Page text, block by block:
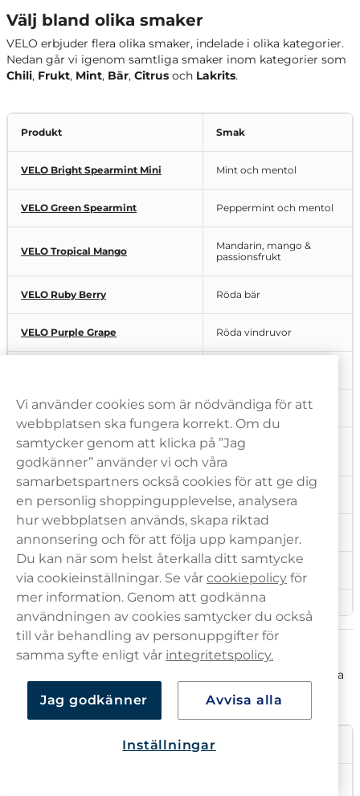
Välj bland olika smaker
VELO erbjuder flera olika smaker, indelade i olika kategorier.
Nedan går vi igenom samtliga smaker inom kategorier som
Chili, Frukt, Mint, Bär, Citrus och Lakrits.
Produkt Smak
VELO Bright Spearmint Mini Mint och mentol
VELO Green Spearmint Peppermint och mentol
VELO Tropical Mango
Mandarin, mango &
passionsfrukt
VELO Ruby Berry Röda bär
VELO Purple Grape Röda vindruvor
VELO Crispy Peppermint Pepparmint och mint
VELO Arctic Grapefruit
Grapefrukt och
pepparmint
VELO Lime Flame Jalapeño och lime
VELO Orange Spark Apelsin och citrus
VELO Mango Flame Mango
VELO Zesty Elderflower Fläderblom och lime
VELO Freezing Peppermint Pepparmint
VELO Simply Spearmint Mini Spearmint och mint
Välj bland olika styrkor
VELO erbjuder flera olika styrkor, från helt nikotinfri till extra
Styrkor
Vi använder cookies som är nödvändiga för att
webbplatsen ska fungera korrekt. Om du
samtycker genom att klicka på ”Jag
godkänner” använder vi och våra
samarbetspartners också cookies för att ge dig
en personlig shoppingupplevelse, analysera
hur webbplatsen används, skapa riktad
annonsering och för att följa upp kampanjer.
Du kan när som helst återkalla ditt samtycke
via cookieinställningar. Se vår cookiepolicy för
mer information. Genom att godkänna
användningen av cookies samtycker du också
till vår behandling av personuppgifter för
samma syfte enligt vår integritetspolicy.
Jag godkänner Avvisa alla
Inställningar